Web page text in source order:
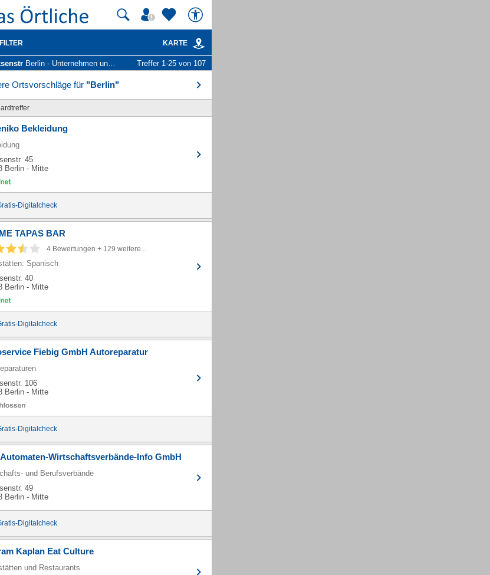
FILTER KARTE
Berlin - Unternehmen und Personen Treffer 1-25 von 107
Ortsvorschläge für "Berlin"
Bekleidung
45
Berlin - Mitte
Digitalcheck
TAPAS BAR
4 Bewertungen + 129 weitere...
Spanisch
40
Berlin - Mitte
Digitalcheck
Fiebig GmbH Autoreparatur
106
Berlin - Mitte
Digitalcheck
Wirtschaftsverbände-Info GmbH
und Berufsverbände
49
Berlin - Mitte
Digitalcheck
Kaplan Eat Culture
und Restaurants